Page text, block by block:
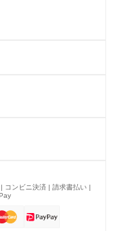
コンビニ決済 | 請求書払い |